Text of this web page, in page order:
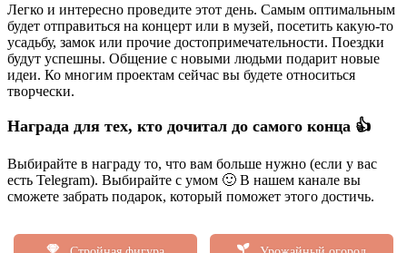
Легко и интересно проведите этот день. Самым оптимальным
будет отправиться на концерт или в музей, посетить какую-то
усадьбу, замок или прочие достопримечательности. Поездки
будут успешны. Общение с новыми людьми подарит новые
идеи. Ко многим проектам сейчас вы будете относиться
творчески.
Награда для тех, кто дочитал до самого конца 👍
Выбирайте в награду то, что вам больше нужно (если у вас
есть Telegram). Выбирайте с умом 🙂 В нашем канале вы
сможете забрать подарок, который поможет этого достичь.